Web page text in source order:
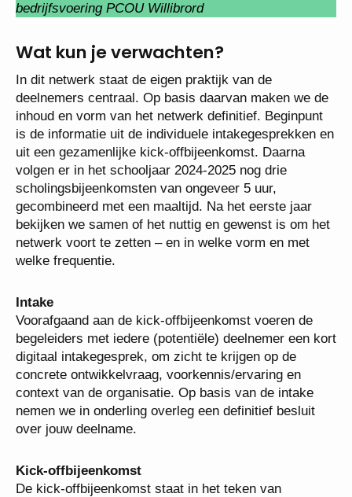
bedrijfsvoering PCOU Willibrord
Wat kun je verwachten?
In dit netwerk staat de eigen praktijk van de
deelnemers centraal. Op basis daarvan maken we de
inhoud en vorm van het netwerk definitief. Beginpunt
is de informatie uit de individuele intakegesprekken en
uit een gezamenlijke kick-offbijeenkomst. Daarna
volgen er in het schooljaar 2024-2025 nog drie
scholingsbijeenkomsten van ongeveer 5 uur,
gecombineerd met een maaltijd. Na het eerste jaar
bekijken we samen of het nuttig en gewenst is om het
netwerk voort te zetten – en in welke vorm en met
welke frequentie.
Intake
Voorafgaand aan de kick-offbijeenkomst voeren de
begeleiders met iedere (potentiële) deelnemer een kort
digitaal intakegesprek, om zicht te krijgen op de
concrete ontwikkelvraag, voorkennis/ervaring en
context van de organisatie. Op basis van de intake
nemen we in onderling overleg een definitief besluit
over jouw deelname.
Kick-offbijeenkomst
De kick-offbijeenkomst staat in het teken van